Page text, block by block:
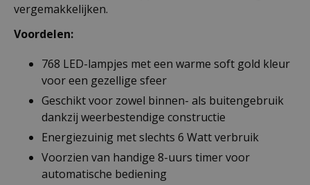
vergemakkelijken.
Voordelen:
768 LED-lampjes met een warme soft gold kleur
voor een gezellige sfeer
Geschikt voor zowel binnen- als buitengebruik
dankzij weerbestendige constructie
Energiezuinig met slechts 6 Watt verbruik
Voorzien van handige 8-uurs timer voor
automatische bediening